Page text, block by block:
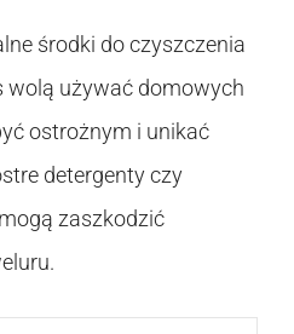
środki do czyszczenia
wolą używać domowych
ostrożnym i unikać
detergenty czy
zaszkodzić